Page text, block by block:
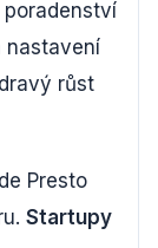
nastavení
růst
Presto
Startupy